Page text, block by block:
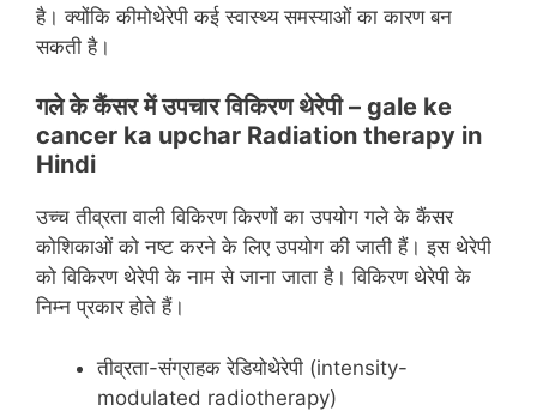
है। क्‍योंकि कीमोथेरेपी कई स्‍वास्‍थ्‍य समस्‍याओं का कारण बन
सकती है।
गले के कैंसर में उपचार विकिरण थेरेपी– gale ke
cancer ka upchar Radiation therapy in
Hindi
उच्‍च तीव्रता वाली विकिरण किरणों का उपयोग गले के कैंसर
कोशिकाओं को नष्‍ट करने के लिए उपयोग की जाती हैं। इस थेरेपी
को विकिरण थेरेपी के नाम से जाना जाता है। विकिरण थेरेपी के
निम्‍न प्रकार होते हैं।
तीव्रता-संग्राहक रेडियोथेरेपी (intensity-
modulated radiotherapy)